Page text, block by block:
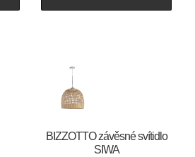
BIZZOTTO závěsné svítidlo
SIWA